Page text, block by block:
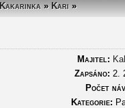
Kakarinka»Kari»
Majitel:
Zapsáno: 2.
Počet
Kategorie: